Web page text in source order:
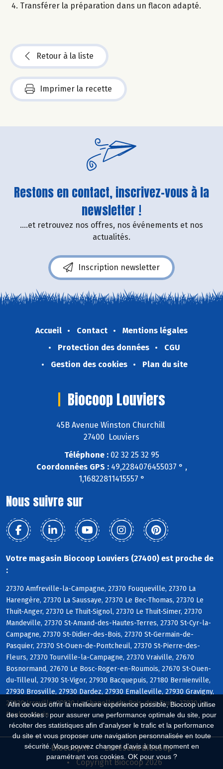
Afin de vous offrir la meilleure expérience possible, Biocoop utilise
des cookies : pour assurer une performance optimale du site, pour
récolter des statistiques afin d'analyser le trafic et la performance
du site et vous proposer une navigation personnalisée en toute
sécurité. Vous pouvez changer d'avis à tout moment en
paramétrant vos cookies. OK pour vous ?
Transférer la préparation dans un flacon adapté.
Retour à la liste
Imprimer la recette
Restons en contact, inscrivez-vous à la
newsletter !
....et retrouvez nos offres, nos événements et nos
actualités.
Inscription newsletter
Accueil Contact
Mentions légales
Protection des données
CGU
Gestion des cookies
Plan du site
Biocoop Louviers
45B Avenue Winston Churchill
27400 Louviers
Téléphone :02 32 25 32 95
Coordonnées GPS :49,2284076455037 ° ,
1,16822811415557 °
Nous suivre sur
Votre magasin Biocoop Louviers (27400) est proche de
:
27370 Amfreville-la-Campagne, 27370 Fouqueville, 27370 La
Harengère, 27370 La Saussaye, 27370 Le Bec-Thomas, 27370 Le
Thuit-Anger, 27370 Le Thuit-Signol, 27370 Le Thuit-Simer, 27370
Mandeville, 27370 St-Amand-des-Hautes-Terres, 27370 St-Cyr-la-
Campagne, 27370 St-Didier-des-Bois, 27370 St-Germain-de-
Pasquier, 27370 St-Ouen-de-Pontcheuil, 27370 St-Pierre-des-
Fleurs, 27370 Tourville-la-Campagne, 27370 Vraiville, 27670
Bosnormand, 27670 Le Bosc-Roger-en-Roumois, 27670 St-Ouen-
du-Tilleul, 27930 St-Vigor, 27930 Bacquepuis, 27180 Bernienville,
27930 Brosville, 27930 Dardez, 27930 Emalleville, 27930 Gravigny,
27930 Irreville, 27930 La Chapelle-du-Bois-des-Faulx, 27930 Le
Boulay-Morin
Biocoop.fr
Le réseau Biocoop
Copyright Biocoop 2026